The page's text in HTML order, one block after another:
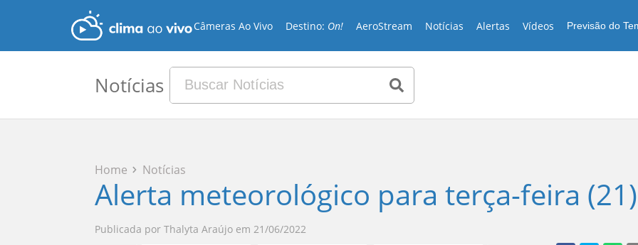
Câmeras Ao Vivo Destino: On! AeroStream Notícias Alertas Vídeos Previsão do
Notícias
Home Notícias
Alerta meteorológico para terça-feira (21)
Publicada por Thalyta Araújo em 21/06/2022